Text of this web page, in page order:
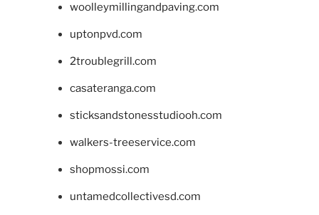
woolleymillingandpaving.com
uptonpvd.com
2troublegrill.com
casateranga.com
sticksandstonesstudiooh.com
walkers-treeservice.com
shopmossi.com
untamedcollectivesd.com